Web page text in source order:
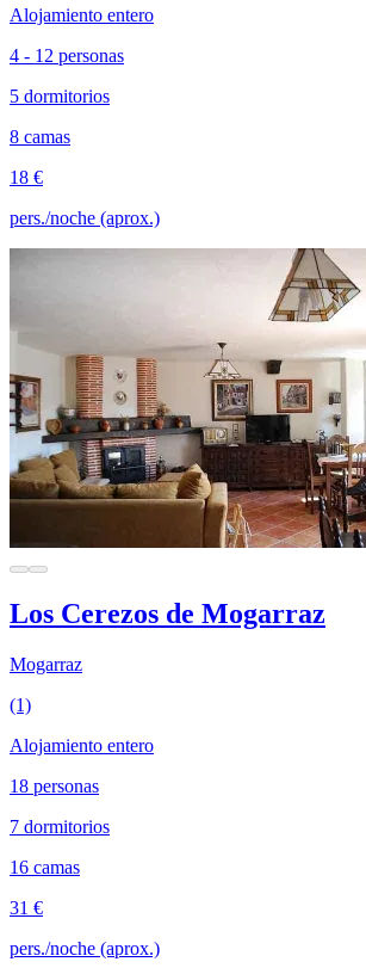
Alojamiento entero
4 - 12 personas
5 dormitorios
8 camas
18 €
pers./noche (aprox.)
Los Cerezos de Mogarraz
Mogarraz
(1)
Alojamiento entero
18 personas
7 dormitorios
16 camas
31 €
pers./noche (aprox.)